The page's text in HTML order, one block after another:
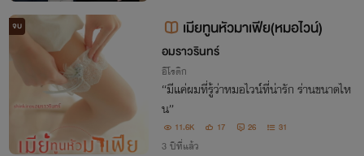
จบ เมียทูนหัวมาเฟีย(หมอไวน์)
อมราวรินทร์
อีโรติก
“มีแค่ผมที่รู้ว่าหมอไวน์ที่น่ารัก ร่านขนาดไห
น”
11.6K 17 26 31
3 ปีที่แล้ว